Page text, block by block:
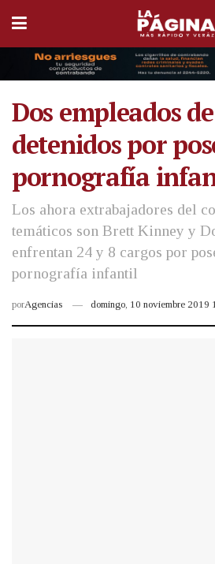
Dos empleados
detenidos por
pornografía
Los ahora extrabajadores del
temáticos son Brett Kinney y
enfrentan 24 y 8 cargos por
pornografía infantil
porAgencias domingo, 10 noviembre 2019